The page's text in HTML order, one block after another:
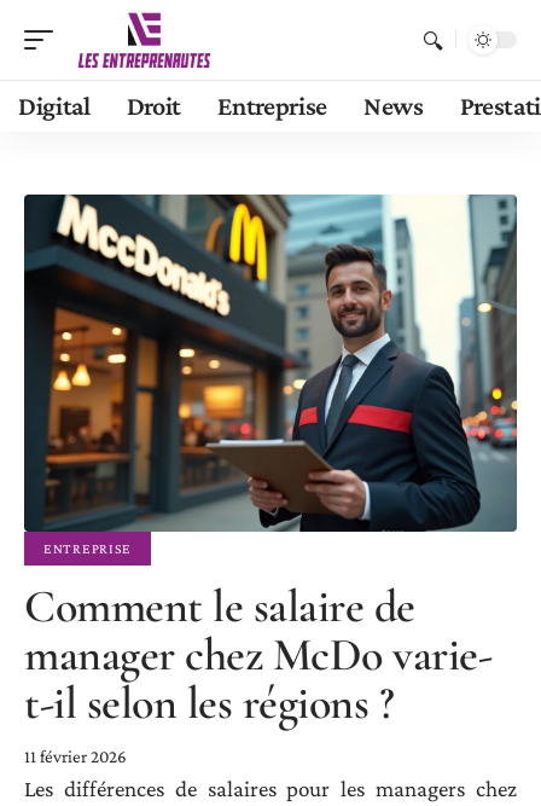
Digital Droit Entreprise News
ENTREPRISE
Comment le salaire de
manager chez McDo varie-
t-il selon les régions ?
11 février 2026
Les différences de salaires pour les managers chez